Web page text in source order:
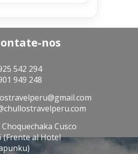
nos
542 294
949 248
Choquechaka Cusco
(Frente al Hotel